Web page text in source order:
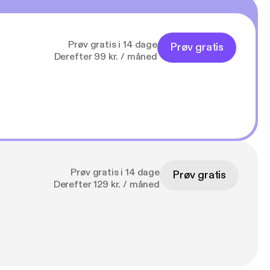
Prøv gratis i 14 dage
Derefter 99 kr. / måned
Prøv gratis
Prøv gratis i 14 dage
Derefter 129 kr. / måned
Prøv gratis